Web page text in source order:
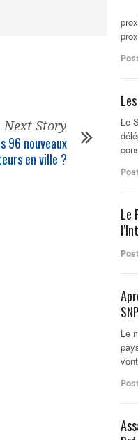
Next Story
96 nouveaux
en ville ?
Le
Le
Le